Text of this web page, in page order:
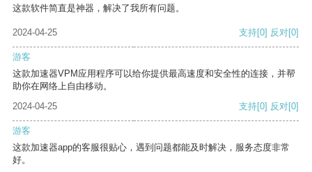
这款软件简直是神器，解决了我所有问题。
2024-04-25 支持[0] 反对[0]
游客
这款加速器VPM应用程序可以给你提供最高速度和安全性的连接，并帮
助你在网络上自由移动。
2024-04-25
支持[0] 反对[0]
游客
这款加速器app的客服很贴心，遇到问题都能及时解决，服务态度非常
好。